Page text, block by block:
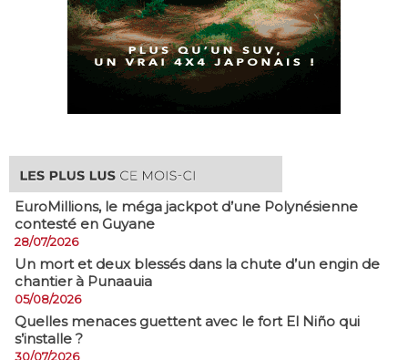
EuroMillions, ​le méga jackpot d’une Polynésienne
contesté en Guyane
28/07/2026
​Un mort et deux blessés dans la chute d’un engin de
chantier à Punaauia
05/08/2026
Quelles menaces guettent avec le fort El Niño qui
s’installe ?
30/07/2026